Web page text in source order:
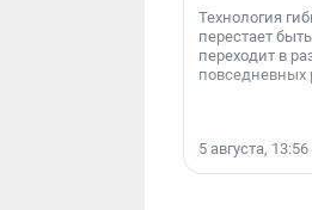
Технология
перестает
переходит в
5 августа, 13:56